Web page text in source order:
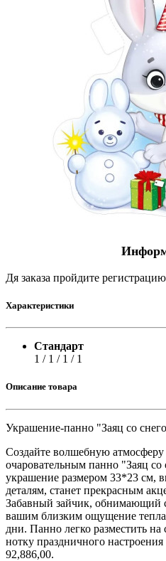
Дя заказа пройдите
Характеристики
Стандарт
1 / 1 / 1 / 1
Описание товара
Украшение-панно "Заяц со
Создайте волшебную
очаровательным панно "Заяц
украшение размером 33*23 см,
деталям, станет прекрасным
Забавный зайчик, обнимающий
вашим близким ощущение
дни. Панно легко разместить на
нотку праздничного
92,886,00.